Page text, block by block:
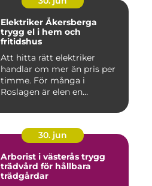
Elektriker Åkersberga
trygg el i hem och
fritidshus
Att hitta rätt elektriker
handlar om mer än pris per
timme. För många i
Roslagen är elen en
30. jun
Arborist i västerås trygg
trädvård för hållbara
trädgårdar